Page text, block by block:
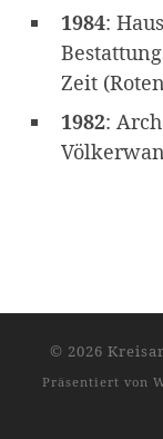
1984:
Zeit
1982:
© 2026
Präsentiert von